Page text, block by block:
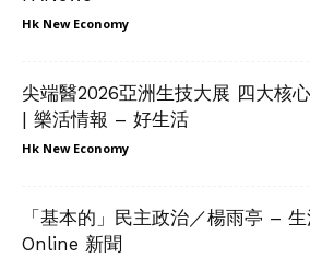
Hk New Economy
尖端醫2026亞洲生技大展 四大核
| 樂活情報 – 好生活
Hk New Economy
「基本的」民主政治／楊雨亭 –
Online 新聞